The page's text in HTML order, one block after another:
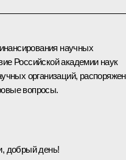
научных
Российской академии наук
организаций,
вопросы.
добрый день!